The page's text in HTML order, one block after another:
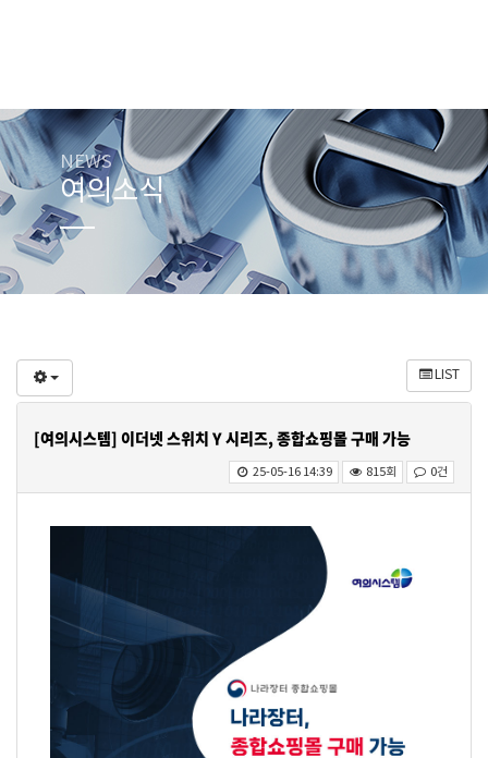
NEWS
여의소식
LIST
[여의시스템] 이더넷 스위치 Y 시리즈, 종합쇼핑몰 구매 가능
25-05-16 14:39 815회 0건